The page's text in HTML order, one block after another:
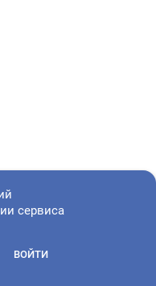
сервиса
ВОЙТИ